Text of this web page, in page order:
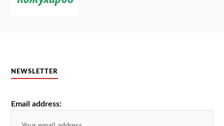
NEWSLETTER
Email address: